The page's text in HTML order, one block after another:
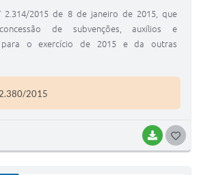
BAIXAR
2.314/2015 de 8 de janeiro de 2015, que
de subvenções, auxílios e
para o exercício de 2015 e da outras
2015